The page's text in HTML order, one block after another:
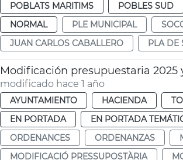
POBLATS MARITIMS
POBLES SUD
NORMAL
PLE MUNICIPAL
JUAN CARLOS CABALLERO
PLA DE
Modificación presupuestaria 2025
modificado hace 1 año
AYUNTAMIENTO HACIENDA
EN PORTADA
EN PORTADA
ORDENANCES
ORDENANZAS
MODIFICACIÓ PRESSUPOSTÀRIA